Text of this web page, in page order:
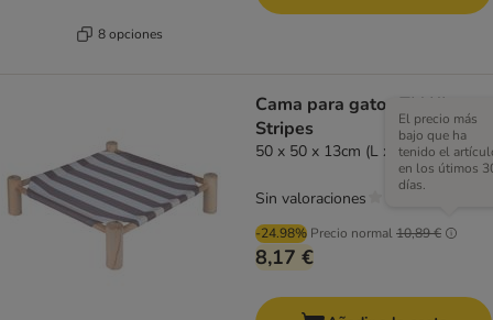
8 opciones
Cama para gatos TIAKI
Stripes
50 x 50 x 13cm (L x An x Al)
-24.98% Precio normal10,89 €
El precio más
bajo que ha
tenido el
en los útimos
días.
8,17 €
Sin valoraciones